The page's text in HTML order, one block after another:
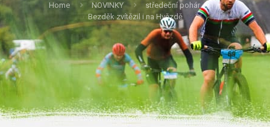
Home NOVINKY
středeční pohár
Bezděk zvítězil i na Hvězdě